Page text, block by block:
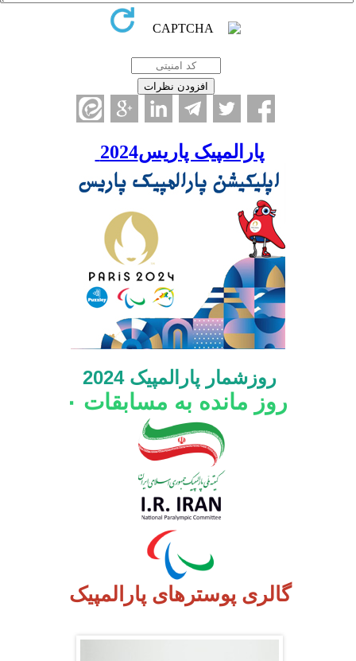
پارالمپیک پاریس2024
روزشمار پارالمپیک 2024
۰
گالری پوسترهای پارالمپیک